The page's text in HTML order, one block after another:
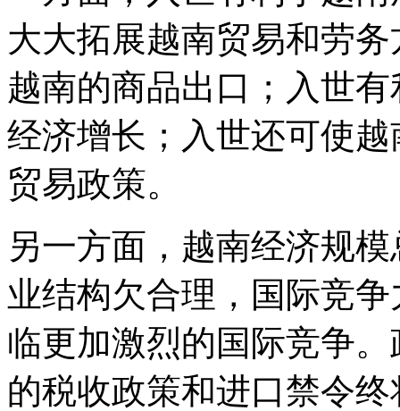
大大拓展越南贸易和劳
越南的商品出口；入世
经济增长；入世还可使
贸易政策。
另一方面，越南经济规
业结构欠合理，国际竞
临更加激烈的国际竞争
的税收政策和进口禁令